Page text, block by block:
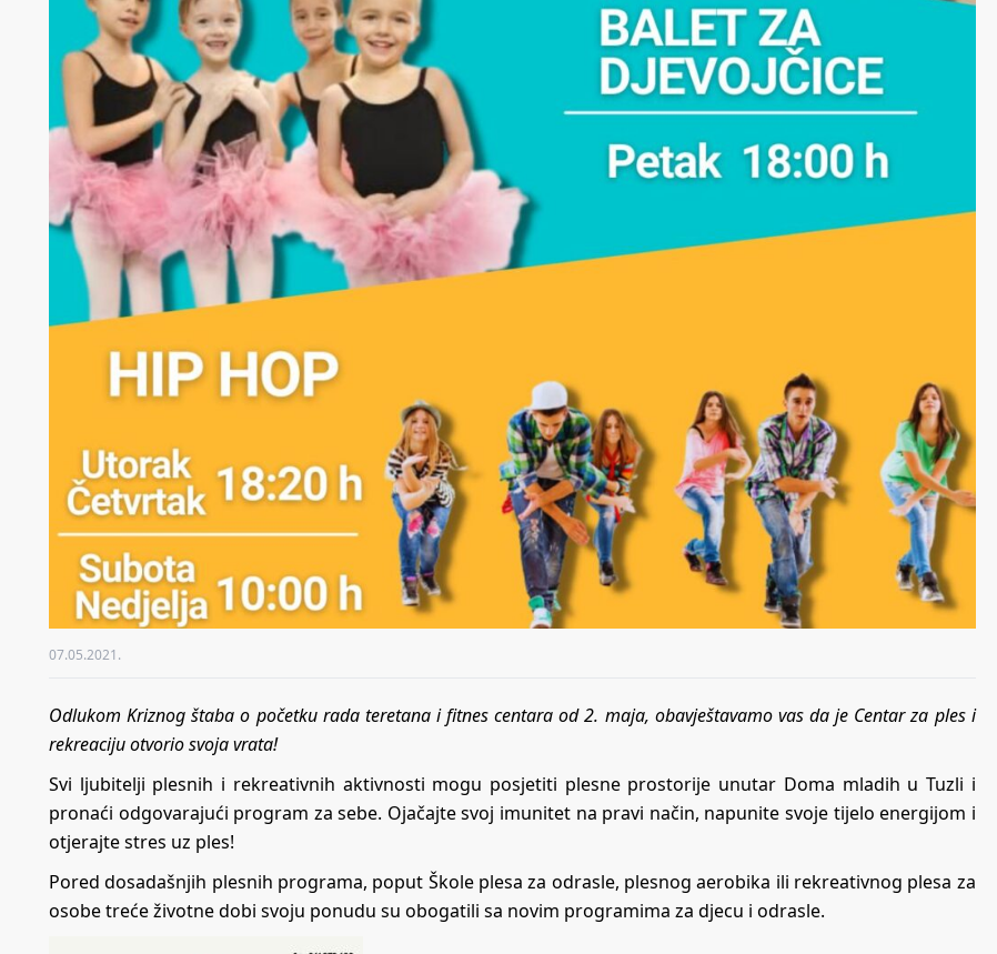
07.05.2021.
Odlukom Kriznog štaba o početku rada teretana i fitnes centara od 2. maja, obavještavamo vas da je Centar za ples i
rekreaciju otvorio svoja vrata!
Svi ljubitelji plesnih i rekreativnih aktivnosti mogu posjetiti plesne prostorije unutar Doma mladih u Tuzli i
pronaći odgovarajući program za sebe. Ojačajte svoj imunitet na pravi način, napunite svoje tijelo energijom i
otjerajte stres uz ples!
Pored dosadašnjih plesnih programa, poput Škole plesa za odrasle, plesnog aerobika ili rekreativnog plesa za
osobe treće životne dobi svoju ponudu su obogatili sa novim programima za djecu i odrasle.